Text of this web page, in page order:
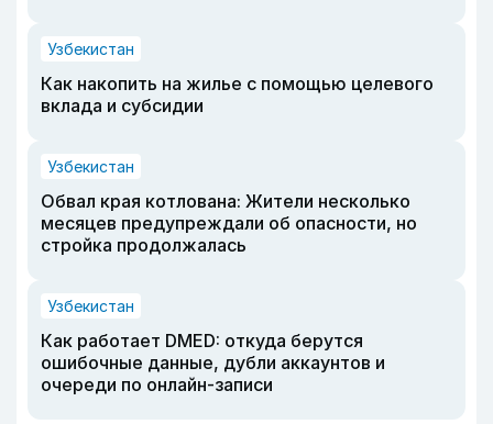
Узбекистан
Как накопить на жилье с помощью целевого
вклада и субсидии
Узбекистан
Обвал края котлована: Жители несколько
месяцев предупреждали об опасности, но
стройка продолжалась
Узбекистан
Как работает DMED: откуда берутся
ошибочные данные, дубли аккаунтов и
очереди по онлайн-записи